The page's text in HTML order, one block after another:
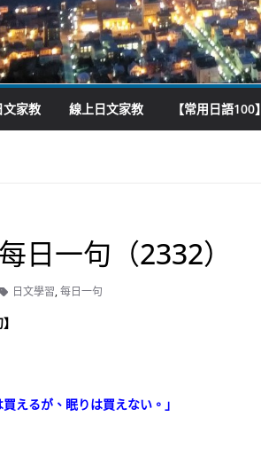
文家教 線上日文家教 【常用日語100】
日一句（2332）
日文學習,每日一句
買えるが、眠りは買えない。」